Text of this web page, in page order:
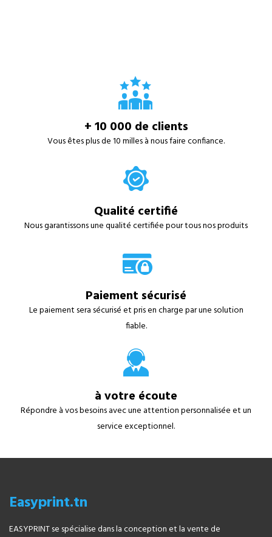
+ 10 000 de clients
Vous êtes plus de 10 milles à nous faire confiance.
Qualité certifié
Nous garantissons une qualité certifiée pour tous nos produits
Paiement sécurisé
Le paiement sera sécurisé et pris en charge par une solution
fiable.
à votre écoute
Répondre à vos besoins avec une attention personnalisée et un
service exceptionnel.
Easyprint.tn
EASYPRINT se spécialise dans la conception et la vente de